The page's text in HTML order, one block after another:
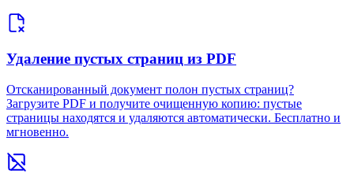
Удаление пустых страниц из PDF
Отсканированный документ полон пустых страниц?
Загрузите PDF и получите очищенную копию: пустые
страницы находятся и удаляются автоматически. Бесплатно и
мгновенно.